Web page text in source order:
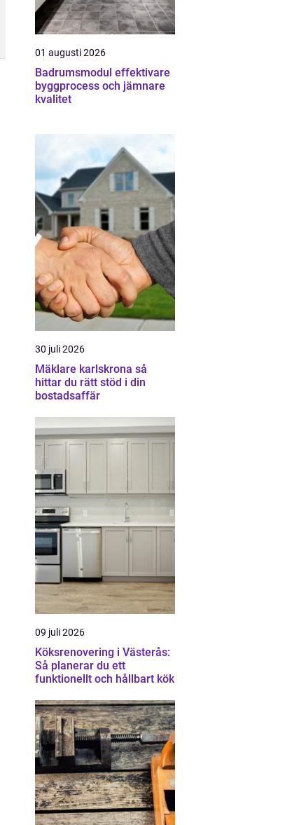
01 augusti 2026
Badrumsmodul effektivare
byggprocess och jämnare
kvalitet
30 juli 2026
Mäklare karlskrona så
hittar du rätt stöd i din
bostadsaffär
09 juli 2026
Köksrenovering i Västerås:
Så planerar du ett
funktionellt och hållbart kök